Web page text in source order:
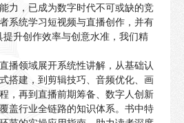
力，已成为数字时代不可或缺的竞
系统学习短视频与直播创作，并有
升创作效率与创意水准，我们精
播领域展开系统性讲解，从基础认
搭建，到剪辑技巧、音频优化、画
，再到直播前期筹备、数字人创新
盖行业全链路的知识体系。书中特